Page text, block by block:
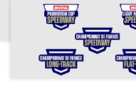
ACCUEIL
CALENDRIER